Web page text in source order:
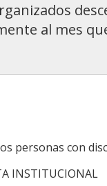
al mes
personas con
INSTITUCIONAL